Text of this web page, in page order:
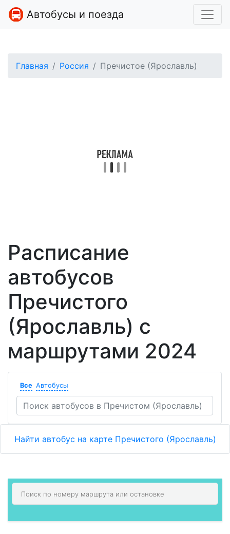
Автобусы и поезда
Главная Россия Пречистое (Ярославль)
Расписание
автобусов
Пречистого
(Ярославль) с
маршрутами 2024
Все Автобусы
Найти автобус на карте Пречистого (Ярославль)